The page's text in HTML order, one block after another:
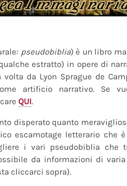
pseudobiblia) è un libro
estratto) in opere di
da Lyon Sprague de
artificio narrativo. Se
QUI.
disperato quanto
escamotage letterario che
i vari pseudobiblia
da informazioni di
cliccarci sopra).